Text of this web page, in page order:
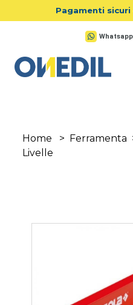
Salta al contenuto principale
Pagamenti
Whatsapp
Home > Ferramenta
Livelle